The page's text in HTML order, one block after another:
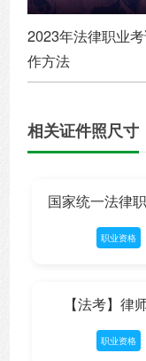
2023年法律职业
作方法
相关证件照尺寸
国家统一法律
职业资格
【法考】律
职业资格